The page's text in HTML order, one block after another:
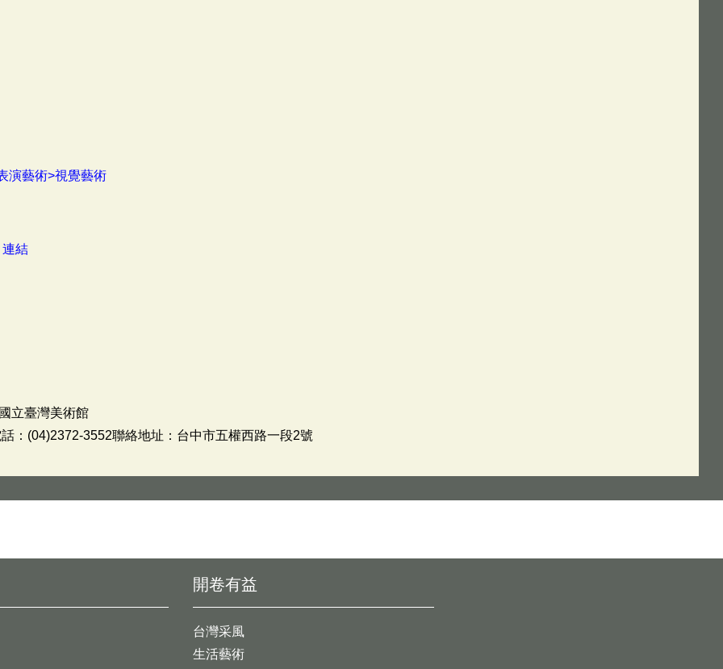
演藝術>視覺藝術
連結
立臺灣美術館
：(04)2372-3552聯絡地址：台中市五權西路一段2號
開卷有益
台灣采風
生活藝術